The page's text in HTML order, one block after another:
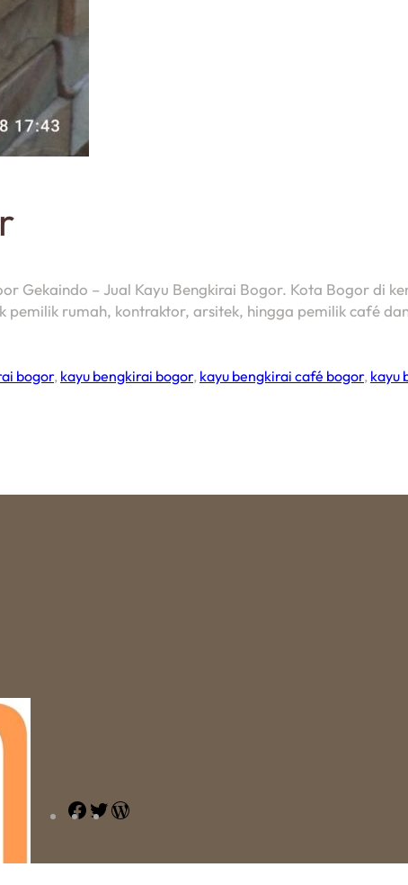
Gekaindo – Jual Kayu Bengkirai Bogor. Kota Bogor di
rumah, kontraktor, arsitek, hingga pemilik café
bogor, kayu bengkirai bogor, kayu bengkirai café bogor, kayu
Facebook
Twitter